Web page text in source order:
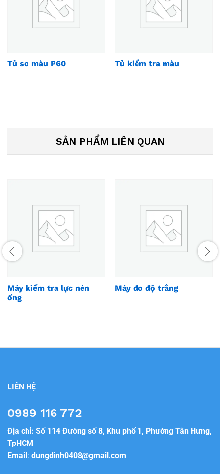
Tủ so màu P60 Tủ kiểm tra màu
SẢN PHẨM LIÊN QUAN
Máy kiểm tra lực nén
ống
Máy đo độ trắng
LIÊN HỆ
0989 116 772
Địa chỉ: Số 114 Đường số 8, Khu phố 1, Phường Tân Hưng,
TpHCM
Email: dungdinh0408@gmail.com